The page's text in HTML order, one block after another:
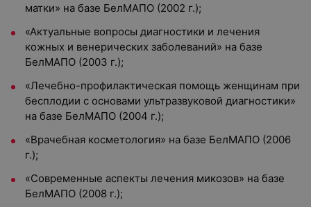
матки» на базе БелМАПО (2002 г.);
«Актуальные вопросы диагностики и лечения
кожных и венерических заболеваний» на базе
БелМАПО (2003 г.);
«Лечебно-профилактическая помощь женщинам при
бесплодии с основами ультразвуковой диагностики»
на базе БелМАПО (2004 г.);
«Врачебная косметология» на базе БелМАПО (2006
г.);
«Современные аспекты лечения микозов» на базе
БелМАПО (2008 г.);